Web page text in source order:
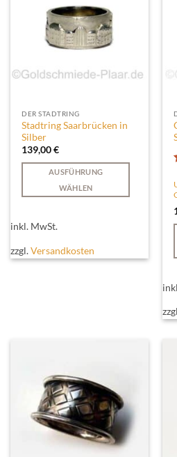
DER STADTRING
Stadtring Saarbrücken in
Silber
139,00€
AUSFÜHRUNG
WÄHLEN
weist
mehrere
Varianten
gewählt
werden
inkl. MwSt.
zzgl.Versandkosten